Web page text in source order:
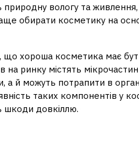
природну вологу та
обирати косметику на
що хороша косметика має
ринку містять
а й можуть потрапити в
таких компонентів у
шкоди довкіллю.